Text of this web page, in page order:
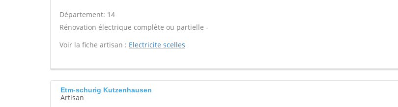
Département: 14
Rénovation électrique complète ou partielle -
Voir la fiche artisan : Electricite scelles
Etm-schurig Kutzenhausen
Artisan